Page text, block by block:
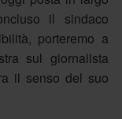
il sindaco
porteremo a
sul giornalista
il senso del suo